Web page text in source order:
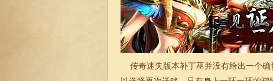
传奇迷失版本补丁巫并没有给出一个